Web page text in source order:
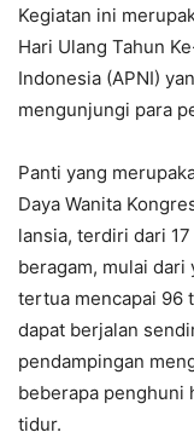
Kegiatan ini
Hari Ulang Tahun
Indonesia (APNI)
mengunjungi para
Panti yang
Daya Wanita
lansia, terdiri dari
beragam, mulai dari
tertua mencapai 96
dapat berjalan
pendampingan
beberapa penghuni
tidur.